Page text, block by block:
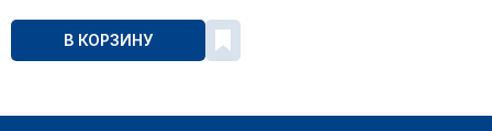
В КОРЗИНУ